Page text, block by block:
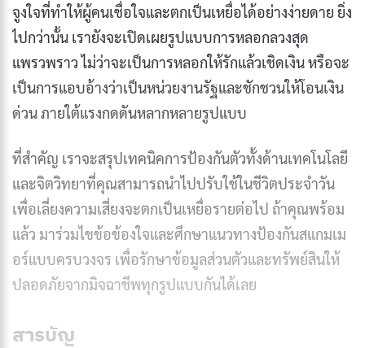
จูงใจที่ทำให้ผู้คนเชื่อใจและตกเป็นเหยื่อได้อย่างง่ายดาย ยิ่ง
ไปกว่านั้น เรายังจะเปิดเผยรูปแบบการหลอกลวงสุด
แพรวพราว ไม่ว่าจะเป็นการหลอกให้รักแล้วเชิดเงิน หรือจะ
เป็นการแอบอ้างว่าเป็นหน่วยงานรัฐและชักชวนให้โอนเงิน
ด่วน ภายใต้แรงกดดันหลากหลายรูปแบบ
ที่สำคัญ เราจะสรุปเทคนิคการป้องกันตัวทั้งด้านเทคโนโลยี
และจิตวิทยาที่คุณสามารถนำไปปรับใช้ในชีวิตประจำวัน
เพื่อเลี่ยงความเสี่ยงจะตกเป็นเหยื่อรายต่อไป ถ้าคุณพร้อม
แล้ว มาร่วมไขข้อข้องใจและศึกษาแนวทางป้องกันสแกมเม
อร์แบบครบวงจร เพื่อรักษาข้อมูลส่วนตัวและทรัพย์สินให้
ปลอดภัยจากมิจฉาชีพทุกรูปแบบกันได้เลย
สารบัญ